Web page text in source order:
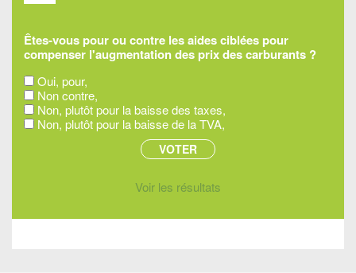
Êtes-vous pour ou contre les aides ciblées pour
compenser l'augmentation des prix des carburants ?
Oui, pour,
Non contre,
Non, plutôt pour la baisse des taxes,
Non, plutôt pour la baisse de la TVA,
Voir les résultats